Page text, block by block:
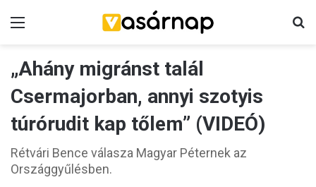
„Ahány migránst talál
Csermajorban, annyi szotyis
túrórudit kap tőlem” (VIDEÓ)
Rétvári Bence válasza Magyar Péternek az
Országgyűlésben.